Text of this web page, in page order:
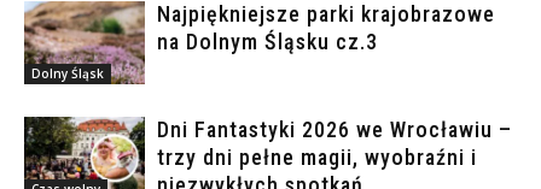
Dolny Śląsk
Najpiękniejsze parki krajobrazowe
na Dolnym Śląsku cz.3
Dni Fantastyki 2026 we Wrocławiu –
trzy dni pełne magii, wyobraźni i